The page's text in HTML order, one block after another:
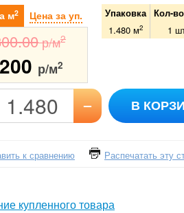
м2 Цена за уп.
р/м2
р/м2
Упаковка Кол-
1.480 м2 1
– В
к сравнению Распечатать эту
купленного товара